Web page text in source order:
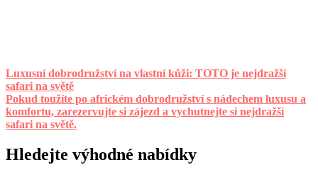
Luxusní dobrodružství na vlastní kůži: TOTO je nejdražší
safari na světě
Pokud toužíte po africkém dobrodružství s nádechem luxusu a
komfortu, zarezervujte si zájezd a vychutnejte si nejdražší
safari na světě.
Hledejte výhodné nabídky